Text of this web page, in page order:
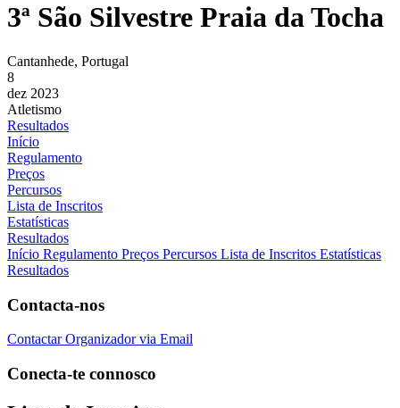
3ª São Silvestre Praia da Tocha
Cantanhede, Portugal
8
dez 2023
Atletismo
Resultados
Início
Regulamento
Preços
Percursos
Lista de Inscritos
Estatísticas
Resultados
Início Regulamento Preços Percursos Lista de Inscritos Estatísticas
Resultados
Contacta-nos
Contactar Organizador via Email
Conecta-te connosco